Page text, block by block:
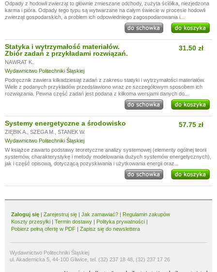
Odpady z hodowli zwierząt to głównie zmieszane odchody, zużyta ściółka, niezjedzona
karma i pióra. Odpady tego typu są wytwarzane na całym świecie w procesie hodowli
zwierząt gospodarskich, a problem ich odpowiedniego zagospodarowania i...
Statyka i wytrzymałość materiałów.
Zbiór zadań z przykładami rozwiązań.
NAWRAT K.
Wydawnictwo Politechniki Śląskiej
31.50 zł
Podręcznik zawiera kilkadziesiąt zadań z zakresu statyki i wytrzymałości materiałów.
Wiele z podanych przykładów przedstawiono wraz ze szczegółowym sposobem ich
rozwiązania. Pewna część zadań jest podana z kilkoma wersjami danych do...
Systemy energetyczne a środowisko
ZIĘBIK A. SZEGA M.
STANEK W.
Wydawnictwo Politechniki Śląskiej
57.75 zł
W książce zawarto podstawy teoretyczne analizy systemowej (elementy ogólnej teorii
systemów, charakterystykę i metody modelowania dużych systemów energetycznych),
jak i część opisową, dotyczącą pozyskiwania i użytkowania energii oraz...
Zaloguj się | Zarejestruj się | Jak zamawiać? | Regulamin zakupów
Koszty przesyłki | Termin dostawy | Polityka prywatności |
Pobierz pełną ofertę w PDF | Zapisz się do newslettera
Wydawnictwo Politechniki Śląskiej
ul. Akademicka 5, 44-100 Gliwice, tel. (32) 237 18 48, (32) 237 17 26